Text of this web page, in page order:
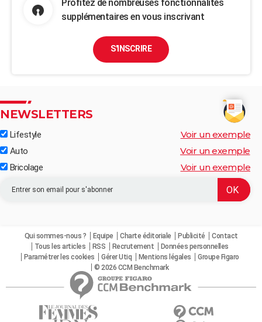
Profitez de nombreuses fonctionnalités
supplémentaires en vous inscrivant
S'INSCRIRE
NEWSLETTERS
Lifestyle Voir un exemple
Auto Voir un exemple
Bricolage Voir un exemple
Qui sommes-nous ? Equipe Charte éditoriale Publicité
Contact
Tous les articles
RSS Recrutement
Données personnelles
Paramétrer les cookies
Gérer Utiq Mentions légales
Groupe Figaro
© 2026 CCM Benchmark